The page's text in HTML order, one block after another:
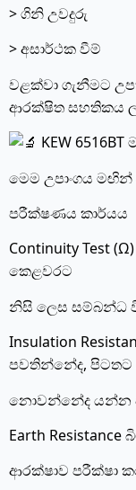
> ගිනි උවදුරු
> අසාර්ථක වීම්
වළක්වා ගැනීමට
ආරක්ෂිත සහතිකය
KEW
මෙම උපාංගය
පරීක්ෂණය කාර්යය
Continuity Test
කෙළවරට
නිසි ලෙස සම්බන්ධ
Insulation
පවතින්නේද, පිටතට
නොවන්නේද යන්න
Earth
ආරක්ෂාව පරීක්ෂා